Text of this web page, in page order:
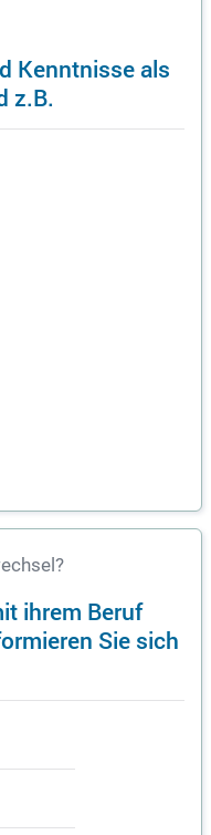
Kenntnisse als
z.B.
ihrem Beruf
Sie sich